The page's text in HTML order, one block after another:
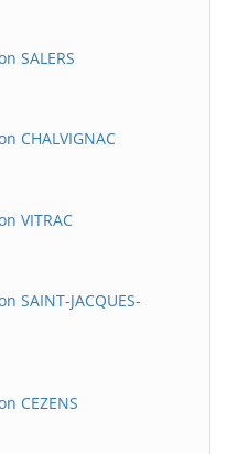
SALERS
CHALVIGNAC
VITRAC
SAINT-JACQUES-
CEZENS